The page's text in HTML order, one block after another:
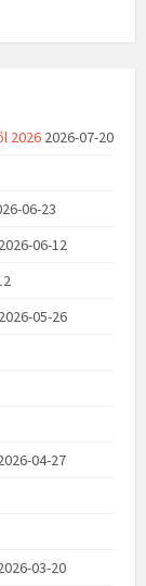
2026 2026-07-20
06-23
2026-06-12
2026-05-26
04-27
03-20